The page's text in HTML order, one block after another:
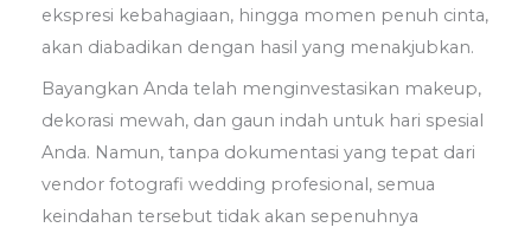
ekspresi kebahagiaan, hingga momen penuh cinta,
akan diabadikan dengan hasil yang menakjubkan.
Bayangkan Anda telah menginvestasikan makeup,
dekorasi mewah, dan gaun indah untuk hari spesial
Anda. Namun, tanpa dokumentasi yang tepat dari
vendor fotografi wedding profesional, semua
keindahan tersebut tidak akan sepenuhnya